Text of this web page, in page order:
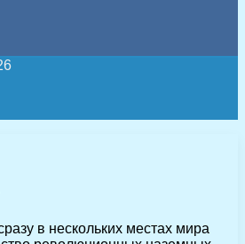
в нескольких местах мира